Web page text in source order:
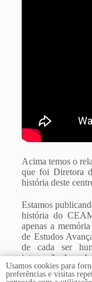
Acima temos o
que foi Diretora
história deste
Estamos
história do
apenas a
de Estudos
de cada ser
integração dos
Usamos cookies para
preferências e visitas